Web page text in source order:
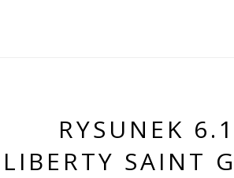
RYSUNEK
LIBERTY SAINT